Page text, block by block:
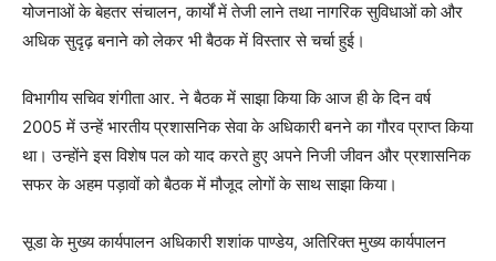
योजनाओं के बेहतर संचालन, कार्यों में तेजी लाने तथा नागरिक सुविधाओं को और
अधिक सुदृढ़ बनाने को लेकर भी बैठक में विस्तार से चर्चा हुई।
विभागीय सचिव शंगीता आर. ने बैठक में साझा किया कि आज ही के दिन वर्ष
2005 में उन्हें भारतीय प्रशासनिक सेवा के अधिकारी बनने का गौरव प्राप्त किया
था। उन्होंने इस विशेष पल को याद करते हुए अपने निजी जीवन और प्रशासनिक
सफर के अहम पड़ावों को बैठक में मौजूद लोगों के साथ साझा किया।
सूडा के मुख्य कार्यपालन अधिकारी शशांक पाण्डेय, अतिरिक्त मुख्य कार्यपालन